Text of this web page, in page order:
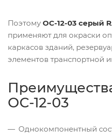
Поэтому ОС-12-03 серый
применяют для окраски
каркасов зданий,
элементов транспортной
ОС-12-03
Однокомпонентный